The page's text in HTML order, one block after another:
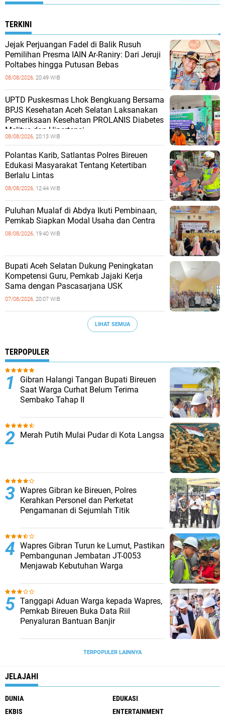
TERKINI
Jejak Perjuangan Fadel di Balik Rusuh
Pemilihan Presma IAIN Ar-Raniry: Dari Jeruji
Poltabes hingga Putusan Bebas
08/08/2026, 20:49 WIB
UPTD Puskesmas Lhok Bengkuang Bersama
BPJS Kesehatan Aceh Selatan Laksanakan
Pemeriksaan Kesehatan PROLANIS Diabetes
Melitus dan Hipertensi
08/08/2026, 20:13 WIB
Polantas Karib, Satlantas Polres Bireuen
Edukasi Masyarakat Tentang Ketertiban
Berlalu Lintas
08/08/2026, 12:44 WIB
Puluhan Mualaf di Abdya Ikuti Pembinaan,
Pemkab Siapkan Modal Usaha dan Centra
08/08/2026, 19:40 WIB
Bupati Aceh Selatan Dukung Peningkatan
Kompetensi Guru, Pemkab Jajaki Kerja
Sama dengan Pascasarjana USK
07/08/2026, 20:07 WIB
LIHAT SEMUA
TERPOPULER
Gibran Halangi Tangan Bupati Bireuen
Saat Warga Curhat Belum Terima
Sembako Tahap II
Merah Putih Mulai Pudar di Kota Langsa
Wapres Gibran ke Bireuen, Polres
Kerahkan Personel dan Perketat
Pengamanan di Sejumlah Titik
Wapres Gibran Turun ke Lumut, Pastikan
Pembangunan Jembatan JT-0053
Menjawab Kebutuhan Warga
Tanggapi Aduan Warga kepada Wapres,
Pemkab Bireuen Buka Data Riil
Penyaluran Bantuan Banjir
TERPOPULER LAINNYA
JELAJAHI
DUNIA
EDUKASI
EKBIS
ENTERTAINMENT